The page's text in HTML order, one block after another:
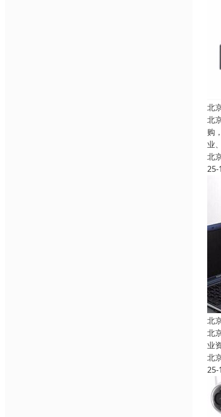
北
北
购
业
北
25-
北
北
业
北
25-